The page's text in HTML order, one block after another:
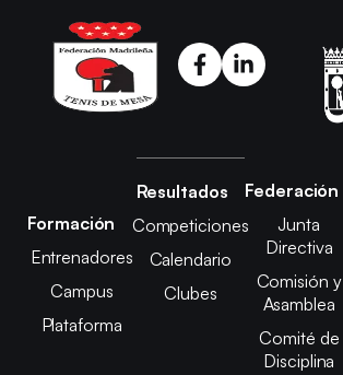
Formación
Entrenadores
Campus
Plataforma
Resultados
Competiciones
Calendario
Clubes
Federación
Junta
Directiva
Comisión y
Asamblea
Comité de
Disciplina